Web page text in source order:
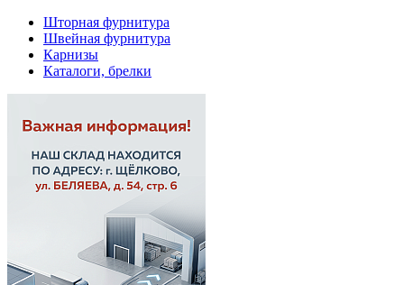
Шторная фурнитура
Швейная фурнитура
Карнизы
Каталоги, брелки